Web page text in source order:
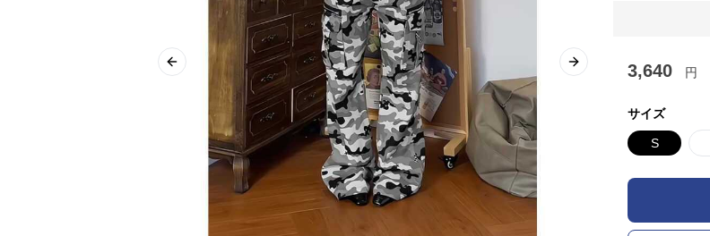
Previous slide Next slide3,640 円
サイズ
S